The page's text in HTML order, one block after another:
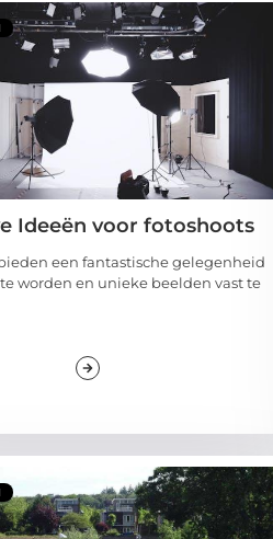
Ideeën voor fotoshoots
een fantastische gelegenheid
worden en unieke beelden vast te